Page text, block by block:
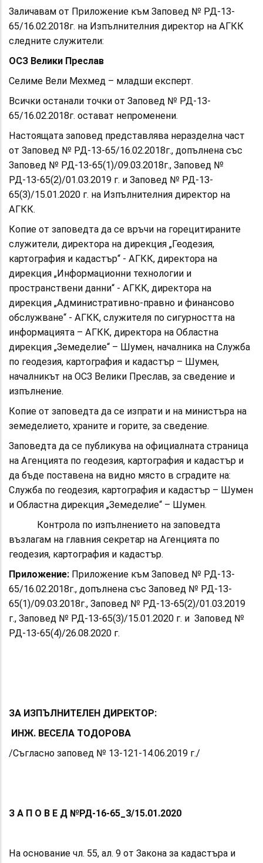
Заличавам от Приложение към Заповед № РД-13-
65/16.02.2018г. на Изпълнителния директор на АГКК
следните служители:
ОСЗ Велики Преслав
Селиме Вели Мехмед – младши експерт.
Всички останали точки от Заповед № РД-13-
65/16.02.2018г. остават непроменени.
Настоящата заповед представлява неразделна част
от Заповед № РД-13-65/16.02.2018г., допълнена със
Заповед № РД-13-65(1)/09.03.2018г., Заповед №
РД-13-65(2)/01.03.2019 г. и Заповед № РД-13-
65(3)/15.01.2020 г. на Изпълнителния директор на
АГКК.
Копие от заповедта да се връчи на горецитираните
служители, директора на дирекция „Геодезия,
картография и кадастър“ - АГКК, директора на
дирекция „Информационни технологии и
пространствени данни“ - АГКК, директора на
дирекция „Административно-правно и финансово
обслужване“ - АГКК, служителя по сигурността на
информацията – АГКК, директора на Областна
дирекция „Земеделие“ – Шумен, началника на Служба
по геодезия, картография и кадастър – Шумен,
началникът на ОСЗ Велики Преслав, за сведение и
изпълнение.
Копие от заповедта да се изпрати и на министъра на
земеделието, храните и горите, за сведение.
Заповедта да се публикува на официалната страница
на Агенцията по геодезия, картография и кадастър и
да бъде поставена на видно място в сградите на:
Служба по геодезия, картография и кадастър – Шумен
и Областна дирекция „Земеделие“ – Шумен.
Контрола по изпълнението на заповедта
възлагам на главния секретар на Агенцията по
геодезия, картография и кадастър.
Приложение: Приложение към Заповед № РД-13-
65/16.02.2018г., допълнена със Заповед № РД-13-
65(1)/09.03.2018г., Заповед № РД-13-65(2)/01.03.2019
г., Заповед № РД-13-65(3)/15.01.2020 г. и Заповед №
РД-13-65(4)/26.08.2020 г.
ЗА ИЗПЪЛНИТЕЛЕН ДИРЕКТОР:
ИНЖ. ВЕСЕЛА ТОДОРОВА
/Съгласно заповед № 13-121-14.06.2019 г./
З А П О В Е Д №РД-16-65_3/15.01.2020
На основание чл. 55, ал. 9 от Закона за кадастъра и